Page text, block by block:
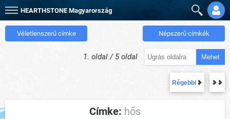
HEARTHSTONE Magyarország
Véletlenszerű címke Népszerű címkék
1. oldal / 5 oldal Mehet
Régebbi
Címke: hős